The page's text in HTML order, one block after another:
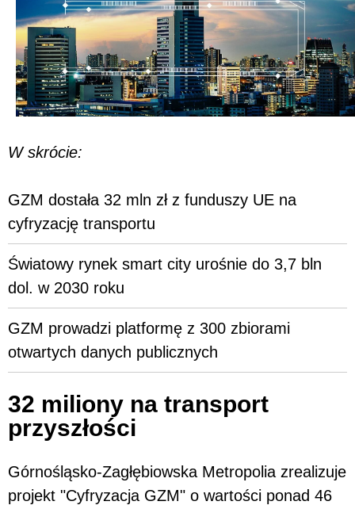
W skrócie:
GZM dostała 32 mln zł z funduszy UE na
cyfryzację transportu
Światowy rynek smart city urośnie do 3,7 bln
dol. w 2030 roku
GZM prowadzi platformę z 300 zbiorami
otwartych danych publicznych
32 miliony na transport
przyszłości
Górnośląsko-Zagłębiowska Metropolia zrealizuje
projekt "Cyfryzacja GZM" o wartości ponad 46